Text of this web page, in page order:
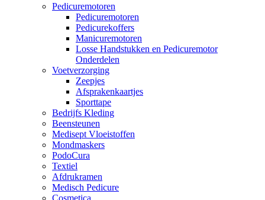
Pedicuremotoren
Pedicuremotoren
Pedicurekoffers
Manicuremotoren
Losse Handstukken en Pedicuremotor
Onderdelen
Voetverzorging
Zeepjes
Afsprakenkaartjes
Sporttape
Bedrijfs Kleding
Beensteunen
Medisept Vloeistoffen
Mondmaskers
PodoCura
Textiel
Afdrukramen
Medisch Pedicure
Cosmetica